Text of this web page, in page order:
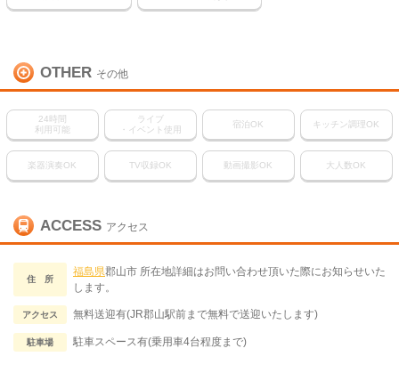
OTHER その他
24時間
利用可能
ライブ
・イベント使用
宿泊OK キッチン調理OK
楽器演奏OK TV収録OK 動画撮影OK 大人数OK
ACCESS アクセス
住 所
福島県郡山市 所在地詳細はお問い合わせ頂いた際にお知らせいた
します。
アクセス 無料送迎有(JR郡山駅前まで無料で送迎いたします)
駐車場 駐車スペース有(乗用車4台程度まで)